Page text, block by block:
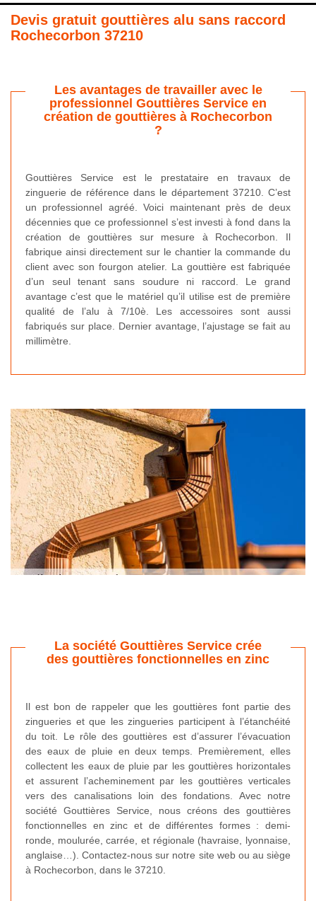
Devis gratuit gouttières alu sans raccord
Rochecorbon 37210
Les avantages de travailler avec le
professionnel Gouttières Service en
création de gouttières à Rochecorbon
?
Gouttières Service est le prestataire en travaux de
zinguerie de référence dans le département 37210. C’est
un professionnel agréé. Voici maintenant près de deux
décennies que ce professionnel s’est investi à fond dans la
création de gouttières sur mesure à Rochecorbon. Il
fabrique ainsi directement sur le chantier la commande du
client avec son fourgon atelier. La gouttière est fabriquée
d’un seul tenant sans soudure ni raccord. Le grand
avantage c’est que le matériel qu’il utilise est de première
qualité de l’alu à 7/10è. Les accessoires sont aussi
fabriqués sur place. Dernier avantage, l’ajustage se fait au
millimètre.
La société Gouttières Service crée
des gouttières fonctionnelles en zinc
Il est bon de rappeler que les gouttières font partie des
zingueries et que les zingueries participent à l’étanchéité
du toit. Le rôle des gouttières est d’assurer l’évacuation
des eaux de pluie en deux temps. Premièrement, elles
collectent les eaux de pluie par les gouttières horizontales
et assurent l’acheminement par les gouttières verticales
vers des canalisations loin des fondations. Avec notre
société Gouttières Service, nous créons des gouttières
fonctionnelles en zinc et de différentes formes : demi-
ronde, moulurée, carrée, et régionale (havraise, lyonnaise,
anglaise…). Contactez-nous sur notre site web ou au siège
à Rochecorbon, dans le 37210.